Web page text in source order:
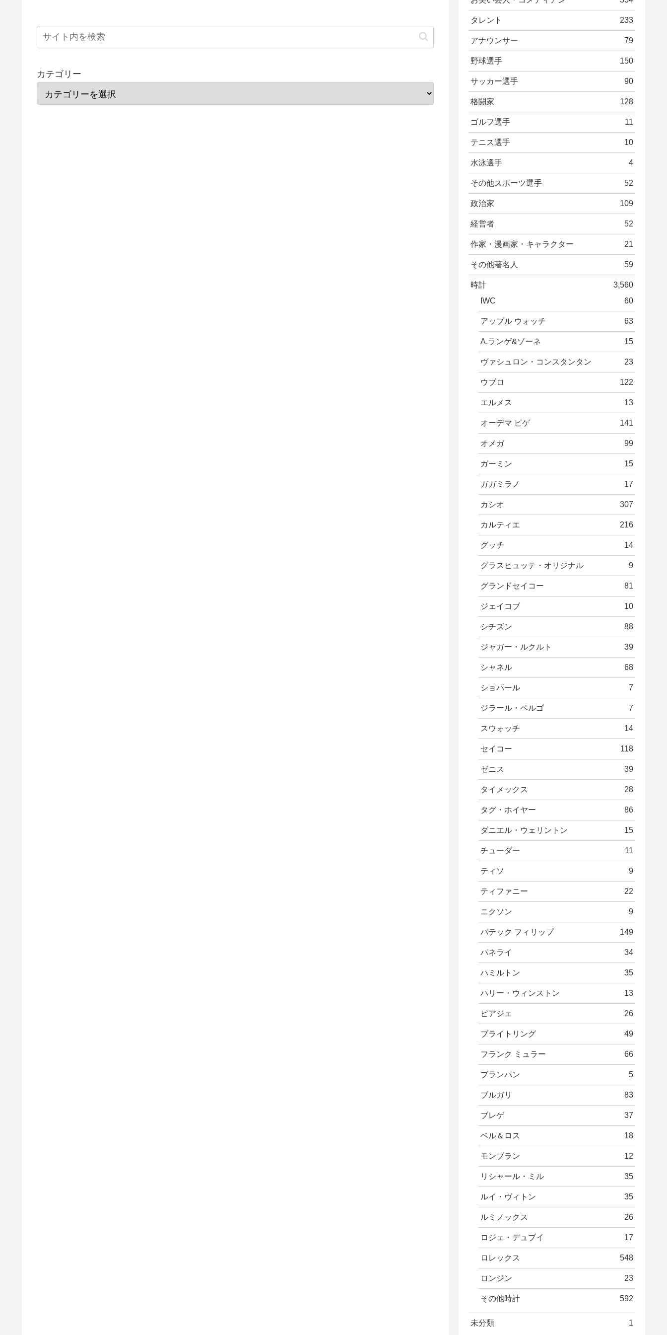
カテゴリー
タレント 233
アナウンサー 79
野球選手 150
サッカー選手 90
格闘家 128
ゴルフ選手 11
テニス選手 10
水泳選手 4
その他スポーツ選手 52
政治家 109
経営者 52
作家・漫画家・キャラクター 21
その他著名人 59
時計
3,560
IWC
60
アップル ウォッチ 63
A.ランゲ&ゾーネ 15
ヴァシュロン・コンスタンタン 23
ウブロ 122
エルメス 13
オーデマ ピゲ 141
オメガ 99
ガーミン 15
ガガミラノ 17
カシオ 307
カルティエ 216
グッチ 14
グラスヒュッテ・オリジナル 9
グランドセイコー 81
ジェイコブ 10
シチズン 88
ジャガー・ルクルト 39
シャネル 68
ショパール 7
ジラール・ペルゴ 7
スウォッチ 14
セイコー 118
ゼニス 39
タイメックス 28
タグ・ホイヤー 86
ダニエル・ウェリントン 15
チューダー 11
ティソ 9
ティファニー 22
ニクソン 9
パテック フィリップ 149
パネライ 34
ハミルトン 35
ハリー・ウィンストン 13
ピアジェ 26
ブライトリング 49
フランク ミュラー 66
ブランパン 5
ブルガリ 83
ブレゲ 37
ベル＆ロス 18
モンブラン 12
リシャール・ミル 35
ルイ・ヴィトン 35
ルミノックス 26
ロジェ・デュブイ 17
ロレックス 548
ロンジン 23
その他時計 592
未分類 1